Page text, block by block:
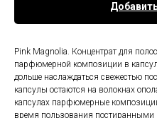
Pink Magnolia. Концентрат для
парфюмерной композиции в
дольше наслаждаться свежестью
капсулы остаются на волокнах
капсулах парфюмерные
время пользования